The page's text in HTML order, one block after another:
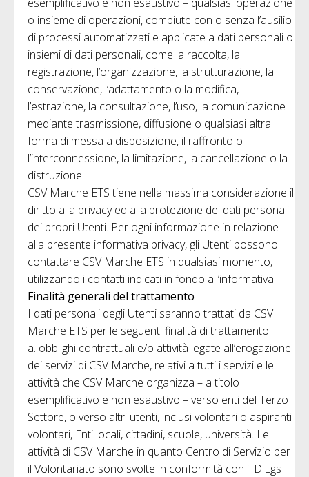
o insieme di operazioni, compiute con o senza l’ausilio
di processi automatizzati e applicate a dati personali o
insiemi di dati personali, come la raccolta, la
registrazione, l’organizzazione, la strutturazione, la
conservazione, l’adattamento o la modifica,
l’estrazione, la consultazione, l’uso, la comunicazione
mediante trasmissione, diffusione o qualsiasi altra
forma di messa a disposizione, il raffronto o
l’interconnessione, la limitazione, la cancellazione o la
distruzione.
CSV Marche ETS tiene nella massima considerazione il
diritto alla privacy ed alla protezione dei dati personali
dei propri Utenti. Per ogni informazione in relazione
alla presente informativa privacy, gli Utenti possono
contattare CSV Marche ETS in qualsiasi momento,
utilizzando i contatti indicati in fondo all’informativa.
Finalità generali del trattamento
I dati personali degli Utenti saranno trattati da CSV
Marche ETS per le seguenti finalità di trattamento:
a. obblighi contrattuali e/o attività legate all’erogazione
dei servizi di CSV Marche, relativi a tutti i servizi e le
attività che CSV Marche organizza – a titolo
esemplificativo e non esaustivo – verso enti del Terzo
Settore, o verso altri utenti, inclusi volontari o aspiranti
volontari, Enti locali, cittadini, scuole, università. Le
attività di CSV Marche in quanto Centro di Servizio per
il Volontariato sono svolte in conformità con il D.Lgs